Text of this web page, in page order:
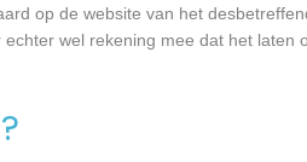
op de website van het
wel rekening mee dat het laten